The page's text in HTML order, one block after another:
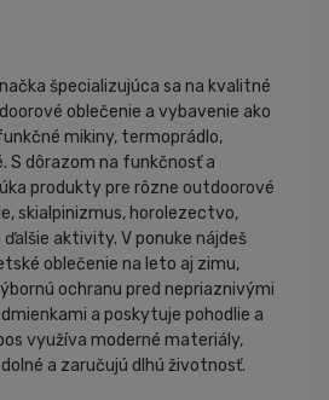
špecializujúca sa na kvalitné
oblečenie a vybavenie ako
mikiny, termoprádlo,
S dôrazom na funkčnosť a
produkty pre rôzne outdoorové
skialpinizmus, horolezectvo,
aktivity. V ponuke nájdeš
oblečenie na leto aj zimu,
ochranu pred nepriaznivými
a poskytuje pohodlie a
využíva moderné materiály,
a zaručujú dlhú životnosť.